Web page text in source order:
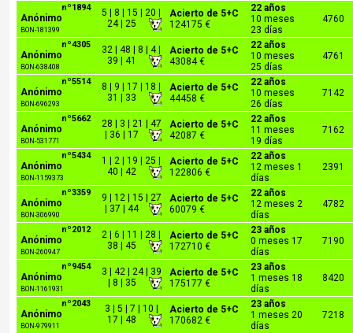
nº1894
Anónimo
BON-181399
5 | 8 | 15 | 20 |
24 | 25
Acierto de 5+C
124175 €
22 años
10 meses
23 días
4760
nº4305
Anónimo
BON-638408
32 | 48 | 8 | 4 |
39 | 41
Acierto de 5+C
43084 €
22 años
10 meses
25 días
4761
nº5514
Anónimo
BON-696293
8 | 9 | 17 | 18 |
31 | 33
Acierto de 5+C
44458 €
22 años
10 meses
26 días
7142
nº5662
Anónimo
BON-531771
28 | 3 | 21 | 47
| 36 | 17
Acierto de 5+C
42087 €
22 años
11 meses
19 días
7162
nº5434
Anónimo
BON-1159373
1 | 2 | 19 | 25 |
40 | 42
Acierto de 5+C
122806 €
22 años
12 meses 1
días
2391
nº3359
Anónimo
BON-306990
9 | 12 | 15 | 27
| 37 | 44
Acierto de 5+C
60079 €
22 años
12 meses 2
días
4782
nº2012
Anónimo
BON-260947
2 | 6 | 11 | 28 |
38 | 45
Acierto de 5+C
172710 €
23 años
0 meses 17
días
7190
nº9454
Anónimo
BON-1161931
3 | 42 | 24 | 39
| 8 | 35
Acierto de 5+C
175177 €
23 años
1 meses 18
días
8420
nº2043
Anónimo
BON-979911
3 | 5 | 7 | 10 |
17 | 48
Acierto de 5+C
170682 €
23 años
1 meses 20
días
7218